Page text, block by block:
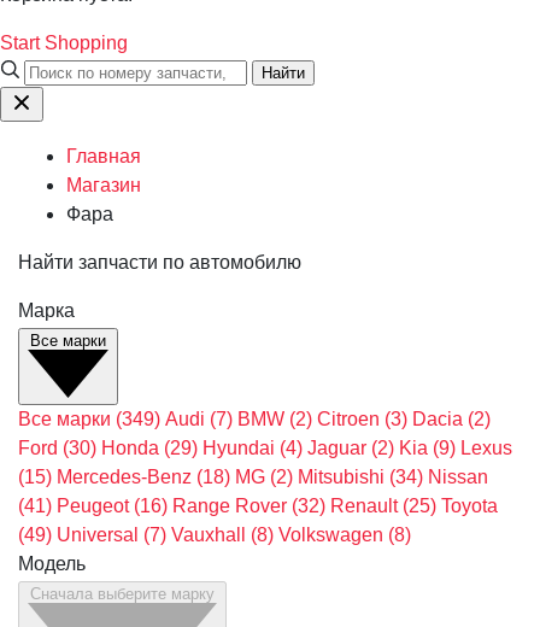
Start Shopping
Найти
Главная
Магазин
Фара
Найти запчасти по автомобилю
Марка
Все марки
Все марки (349) Audi (7) BMW (2) Citroen (3) Dacia (2)
Ford (30) Honda (29) Hyundai (4) Jaguar (2) Kia (9) Lexus
(15) Mercedes-Benz (18) MG (2) Mitsubishi (34) Nissan
(41) Peugeot (16) Range Rover (32) Renault (25) Toyota
(49) Universal (7) Vauxhall (8) Volkswagen (8)
Модель
Сначала выберите марку